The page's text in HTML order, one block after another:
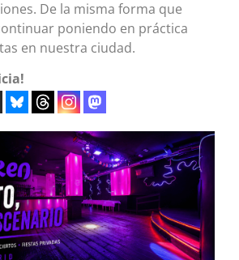
De la misma forma que
poniendo en práctica
en nuestra ciudad.